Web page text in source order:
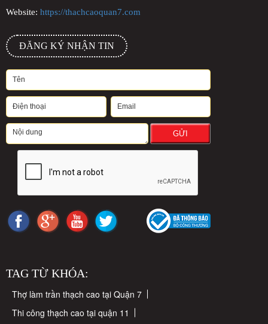
Website: https://thachcaoquan7.com
ĐĂNG KÝ NHẬN TIN
GỬI
TAG TỪ KHÓA:
Thợ làm trần thạch cao tại Quận 7
Thi công thạch cao tại quận 11